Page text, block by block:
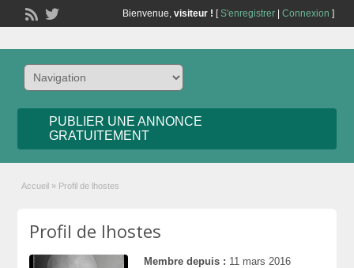
Bienvenue, visiteur ! [S'enregistrer| Connexion ]
PUBLIER UNE ANNONCE
GRATUITEMENT
Accueil » Profil de lhostes
Profil de lhostes
Membre depuis : 11 mars 2016